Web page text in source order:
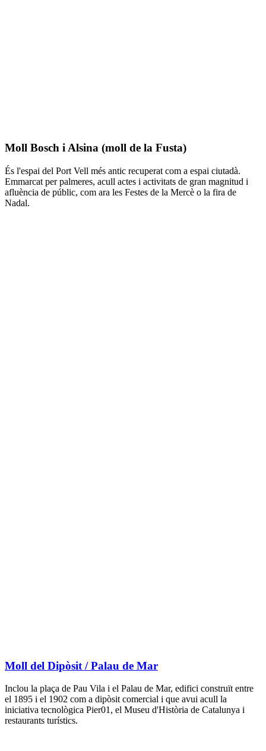
Moll Bosch i Alsina (moll de la Fusta)
És l'espai del Port Vell més antic recuperat com a espai ciutadà.
Emmarcat per palmeres, acull actes i activitats de gran magnitud i
afluència de públic, com ara les Festes de la Mercè o la fira de
Nadal.
Moll del Dipòsit / Palau de Mar
Inclou la plaça de Pau Vila i el Palau de Mar, edifici construït entre
el 1895 i el 1902 com a dipòsit comercial i que avui acull la
iniciativa tecnològica Pier01, el Museu d'Història de Catalunya i
restaurants turístics.